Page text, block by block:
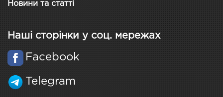
Новини та статті
Наші сторінки у соц. мережах
Facebook
Telegram